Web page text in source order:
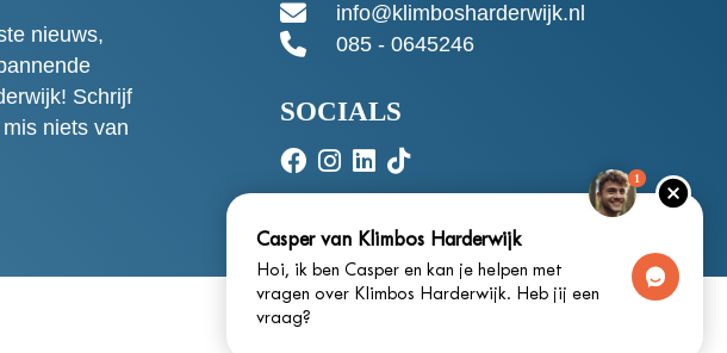
nieuws,
Schrijf
niets van
info@klimbosharderwijk.nl
085 - 0645246
SOCIALS
1
Casper van Klimbos Harderwijk
Hoi, ik ben Casper en kan je helpen met
vragen over Klimbos Harderwijk. Heb jij een
vraag?